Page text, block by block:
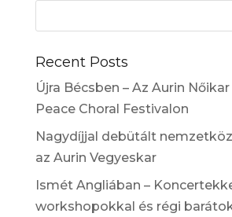
Recent Posts
Újra Bécsben – Az Aurin
Peace Choral Festivalon
Nagydíjjal debütált
az Aurin Vegyeskar
Ismét Angliában –
workshopokkal és régi